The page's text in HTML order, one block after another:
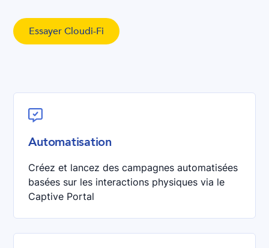
Essayer Cloudi-Fi

Automatisation
Créez et lancez des campagnes automatisées
basées sur les interactions physiques via le
Captive Portal